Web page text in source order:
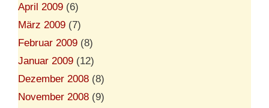
April 2009 (6)
März 2009 (7)
Februar 2009 (8)
Januar 2009 (12)
Dezember 2008 (8)
November 2008 (9)